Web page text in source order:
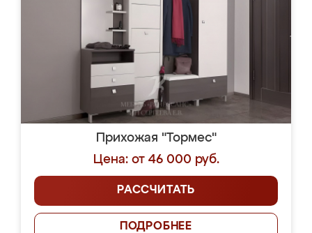
Прихожая "Тормес"
Цена: от 46 000 руб.
РАССЧИТАТЬ
ПОДРОБНЕЕ